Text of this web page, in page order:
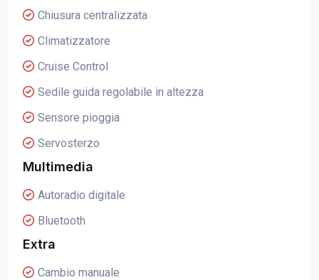
Chiusura centralizzata
Climatizzatore
Cruise Control
Sedile guida regolabile in altezza
Sensore pioggia
Servosterzo
Multimedia
Autoradio digitale
Bluetooth
Extra
Cambio manuale